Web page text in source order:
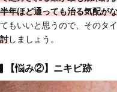
半年ほど通っても治る気配が
てもいいと思うので、そのタ
討しましょう。
【悩み②】ニキビ跡